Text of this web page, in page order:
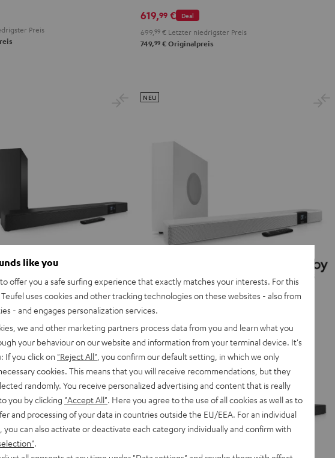
Preis
Atmos
"4.1-
Dolby
Atmos
"4.1-
Set"
Deal
619,99 €
699, 99 € Letzter niedrigster Preis
749,99 € Originalpreis
NEU
like you
offer you a safe surfing experience that exactly matches your interests. For this
uses cookies and other tracking technologies on these websites - also from
- and engages personalization services.
we and other marketing partners process data from you and learn what you
your behaviour on our website and information from your terminal device. It's
If you click on "Reject All" , you confirm our default setting, in which we only
cookies. This means that you will receive recommendations, but they
randomly. You receive personalized advertising and content that is really
you by clicking "Accept All" . Here you agree to the use of all cookies as well as to
and processing of your data in countries outside the EU/EEA. For an individual
you can also activate or deactivate each category individually and confirm with